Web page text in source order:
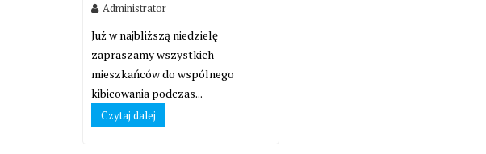
Administrator
Już w najbliższą niedzielę
zapraszamy wszystkich
mieszkańców do wspólnego
kibicowania podczas...
Czytaj dalej